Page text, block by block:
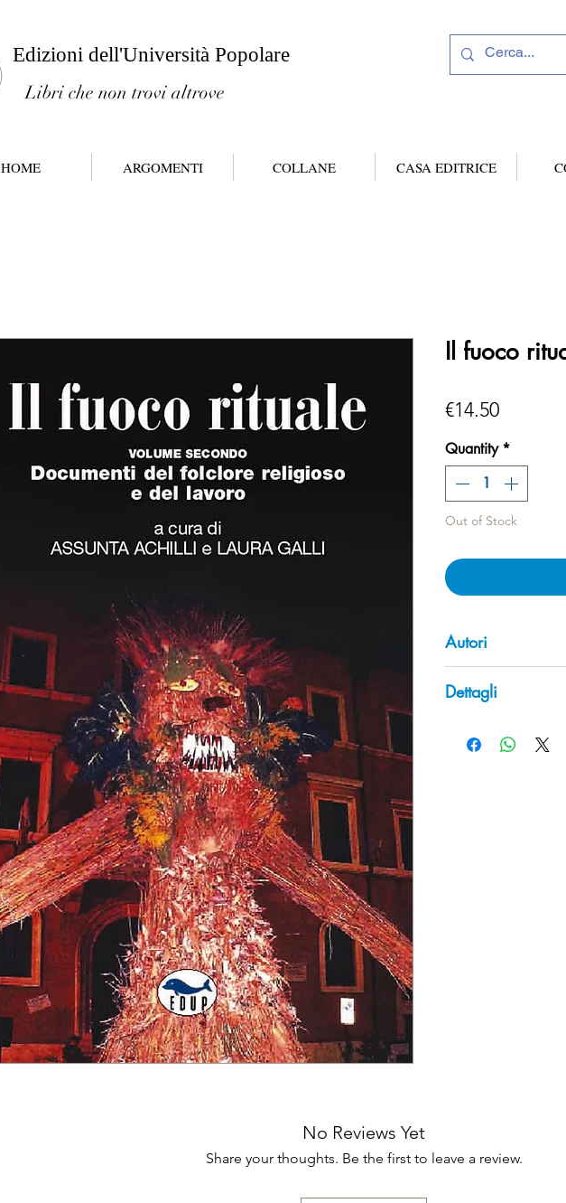
Edizioni dell'Università Popolare
Libri che non trovi altrove
HOME ARGOMENTI COLLANE CASA EDITRICE
Il fuoco
€14.50Price
Quantity *
Out of Stock
Autori
Dettagli
Collana: Studi e
No Reviews Yet
Share your thoughts. Be the first to leave a review.